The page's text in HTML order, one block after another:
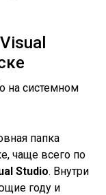
папка
чаще всего по
Studio. Внутри
году и